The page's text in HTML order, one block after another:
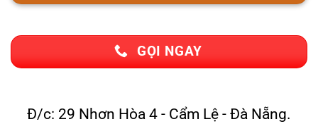
GỌI NGAY
Đ/c: 29 Nhơn Hòa 4 - Cẩm Lệ - Đà Nẵng.